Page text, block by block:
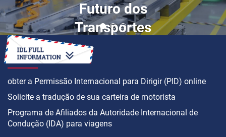
Futuro dos
Transportes
COMO
obter a Permissão Internacional para Dirigir (PID) online
Solicite a tradução de sua carteira de motorista
Programa de Afiliados da Autoridade Internacional de
Condução (IDA) para viagens